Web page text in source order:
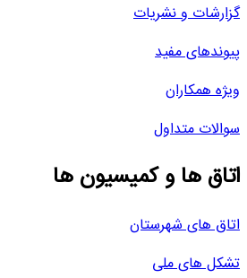
گزارشات و نشریات
پیوندهای مفید
ویژه همکاران
سوالات متداول
اتاق ها و کمیسیون ها
اتاق های شهرستان
تشکل های ملی